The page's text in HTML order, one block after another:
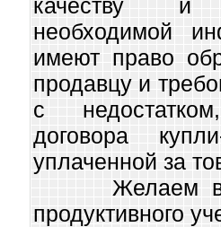
качеству и
необходимой
имеют право
продавцу и
с
договора
уплаченной за
Желаем вам
продуктивного